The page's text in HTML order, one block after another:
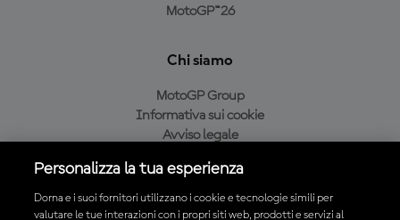
MotoGP™26
Chi siamo
MotoGP Group
Informativa sui cookie
Avviso legale
Condizioni di acquisto
Personalizza la tua esperienza
Dorna e i suoi fornitori utilizzano i cookie e tecnologie simili per
valutare le tue interazioni con i propri siti web, prodotti e servizi al